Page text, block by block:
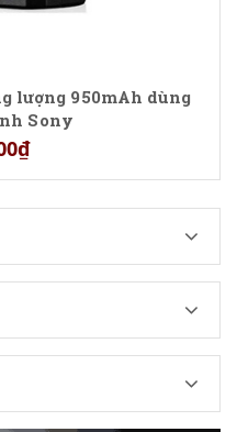
lượng 950mAh dùng
Sony